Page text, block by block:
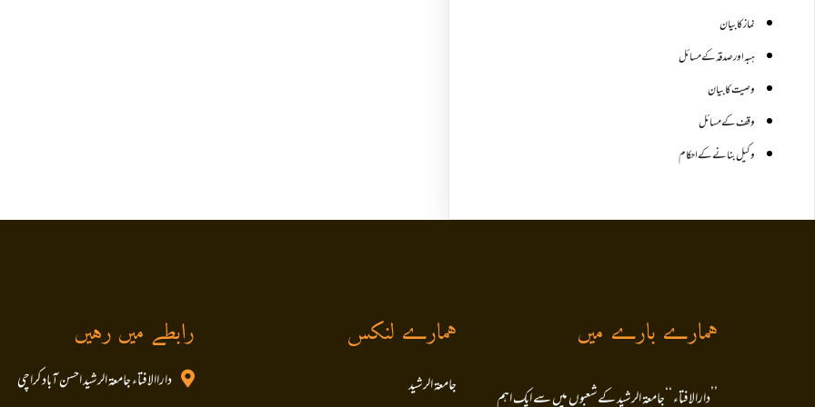
نماز کا بیان
ہبہ اور صدقہ کے مسائل
وصیت کا بیان
وقف کے مسائل
وکیل بنانے کے احکام
ہمارے بارے میں
’’دارالافتاء ‘‘جامعۃ الرشید کےشعبوں میں سے ایک اہم
ہمارے لنکس
جامعۃ الرشید
رابطے میں رہیں
داراالافتاء جامعۃ الرشید احسن آباد کراچی